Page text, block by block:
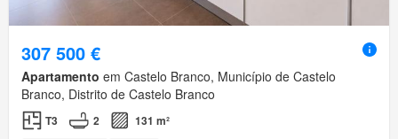
307 500 €
Apartamento em Castelo Branco, Município de Castelo
Branco, Distrito de Castelo Branco
T3 2 131 m²